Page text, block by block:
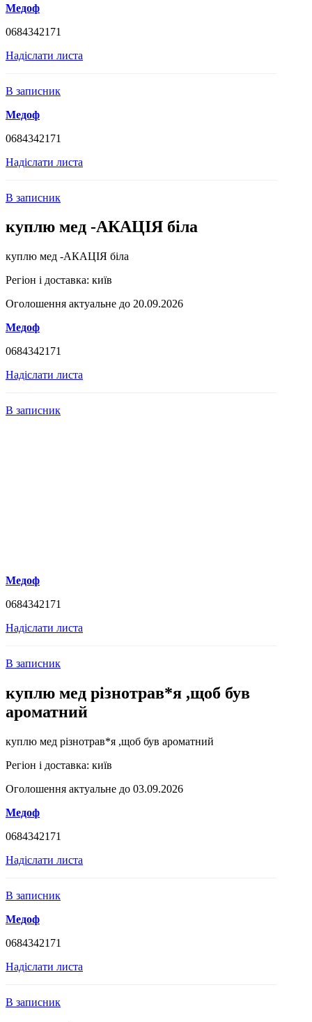
Медоф
0684342171
Надіслати листа
В записник
Медоф
0684342171
Надіслати листа
В записник
куплю мед -АКАЦІЯ біла
куплю мед -АКАЦІЯ біла
Регіон і доставка: київ
Оголошення актуальне до 20.09.2026
Медоф
0684342171
Надіслати листа
В записник
Медоф
0684342171
Надіслати листа
В записник
куплю мед різнотрав*я ,щоб був
ароматний
куплю мед різнотрав*я ,щоб був ароматний
Регіон і доставка: київ
Оголошення актуальне до 03.09.2026
Медоф
0684342171
Надіслати листа
В записник
Медоф
0684342171
Надіслати листа
В записник